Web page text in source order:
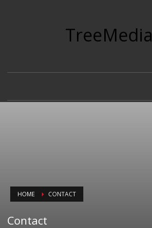
TreeMedia
HOME CONTACT
Contact